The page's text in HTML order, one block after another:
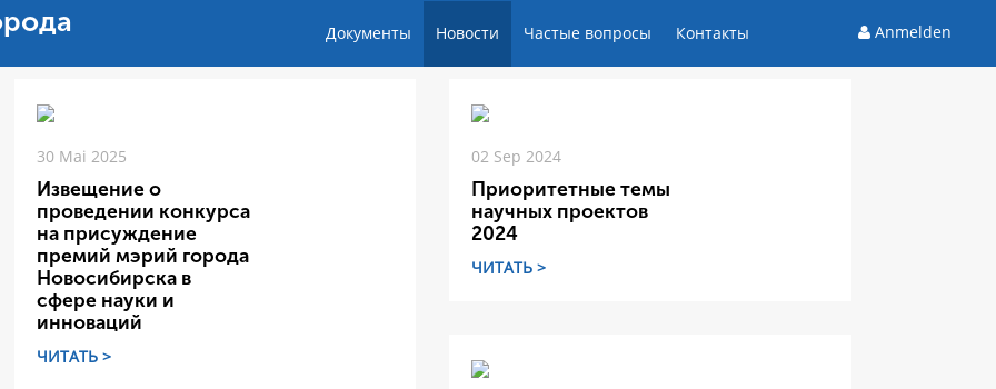
Документы Новости Частые вопросы Контакты Anmelden
30 Mai 2025
Извещение о
проведении конкурса
на присуждение
премий мэрий города
Новосибирска в
сфере науки и
инноваций
ЧИТАТЬ >
02 Sep 2024
Приоритетные темы
научных проектов
2024
ЧИТАТЬ >